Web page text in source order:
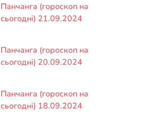
Панчанга (гороскоп на
сьогодні) 21.09.2024
Панчанга (гороскоп на
сьогодні) 20.09.2024
Панчанга (гороскоп на
сьогодні) 18.09.2024